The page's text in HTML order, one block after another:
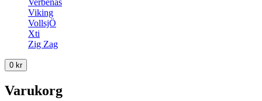
Verbenas
Viking
VollsjÖ
Xti
Zig Zag
0 kr
Varukorg